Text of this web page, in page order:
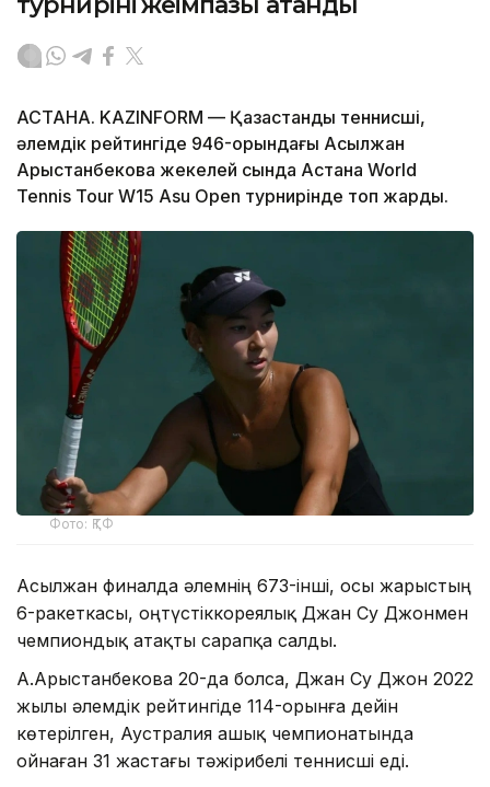
АСТАНА. KAZINFORM — Қазақстандық теннисші,
әлемдік рейтингіде 946-орындағы Асылжан
Арыстанбекова жекелей сында Астана World
Tennis Tour W15 Asu Open турнирінде топ жарды.
Фото: ҚТФ
Асылжан финалда әлемнің 673-інші, осы жарыстың
6-ракеткасы, оңтүстіккореялық Джан Су Джонмен
чемпиондық атақты сарапқа салды.
А.Арыстанбекова 20-да болса, Джан Су Джон 2022
жылы әлемдік рейтингіде 114-орынға дейін
көтерілген, Аустралия ашық чемпионатында
ойнаған 31 жастағы тәжірибелі теннисші еді.